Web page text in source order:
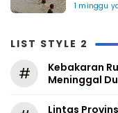
1 minggu
LIST STYLE 2
#
Kebakaran
Meninggal
Lintas